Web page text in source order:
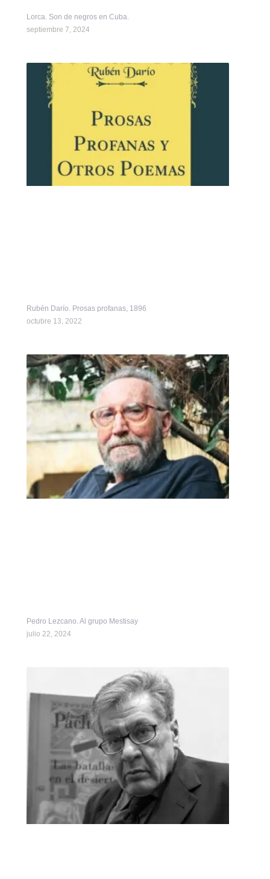
Lorca. Son de negros en Cuba.
septiembre 7, 2024
Rubén Darío. Prosas profanas, 1896
octubre 13, 2022
Pedro Lezcano. Al grupo Mestisay
julio 22, 2024